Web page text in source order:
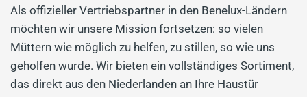
Als offizieller Vertriebspartner in den Benelux-Ländern
möchten wir unsere Mission fortsetzen: so vielen
Müttern wie möglich zu helfen, zu stillen, so wie uns
geholfen wurde. Wir bieten ein vollständiges Sortiment,
das direkt aus den Niederlanden an Ihre Haustür